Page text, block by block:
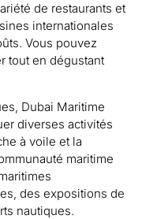
de restaurants et
internationales
Vous pouvez
tout en dégustant
Dubai Maritime
diverses activités
à voile et la
maritime
des expositions de
nautiques.